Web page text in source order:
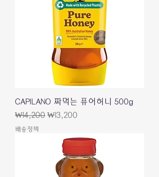
CAPILANO 짜먹는 퓨어허니 500g
一般價格
₩14,200 促銷價格
₩13,200
배송정책